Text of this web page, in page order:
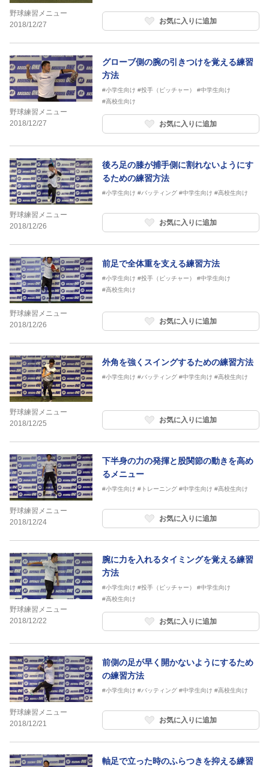
野球練習メニュー
2018/12/27
お気に入りに追加
野球練習メニュー
2018/12/27
グローブ側の腕の引きつけを覚える練習
方法
#小学生向け #投手（ピッチャー）
#中学生向け
#高校生向け
お気に入りに追加
野球練習メニュー
2018/12/26
後ろ足の膝が捕手側に割れないようにす
るための練習方法
#小学生向け #バッティング #中学生向け #高校生向け
お気に入りに追加
野球練習メニュー
2018/12/26
前足で全体重を支える練習方法
#小学生向け #投手（ピッチャー）
#中学生向け
#高校生向け
お気に入りに追加
野球練習メニュー
2018/12/25
外角を強くスイングするための練習方法
#小学生向け #バッティング #中学生向け #高校生向け
お気に入りに追加
野球練習メニュー
2018/12/24
下半身の力の発揮と股関節の動きを高め
るメニュー
#小学生向け #トレーニング #中学生向け #高校生向け
お気に入りに追加
野球練習メニュー
2018/12/22
腕に力を入れるタイミングを覚える練習
方法
#小学生向け #投手（ピッチャー）
#中学生向け
#高校生向け
お気に入りに追加
野球練習メニュー
2018/12/21
前側の足が早く開かないようにするため
の練習方法
#小学生向け #バッティング #中学生向け #高校生向け
お気に入りに追加
軸足で立った時のふらつきを抑える練習